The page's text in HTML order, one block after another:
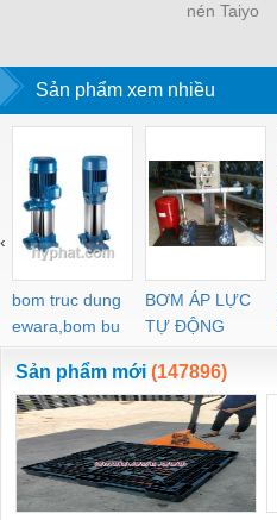
nén Taiyo
Sản phẩm xem nhiều
bom truc dung
ewara,bom bu
ewara
BƠM ÁP LỰC
TỰ ĐỘNG
‹
Sản phẩm mới (147896)